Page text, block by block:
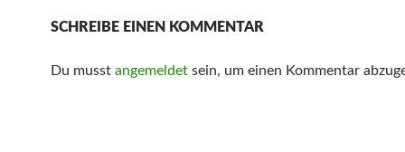
SCHREIBE EINEN KOMMENTAR
Du musst angemeldet sein, um einen Kommentar